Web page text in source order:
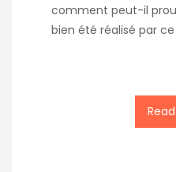
comment peut-il
bien été réalisé par ce